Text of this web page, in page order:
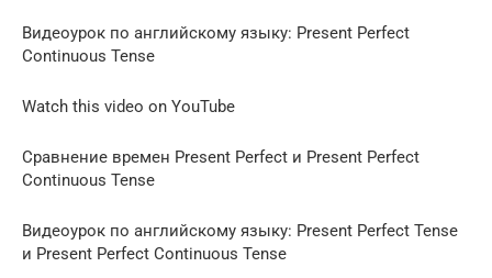
Видеоурок по английскому языку: Present Perfect
Continuous Tense
Watch this video on YouTube
Сравнение времен Present Perfect и Present Perfect
Continuous Tense
Видеоурок по английскому языку: Present Perfect Tense
и Present Perfect Continuous Tense